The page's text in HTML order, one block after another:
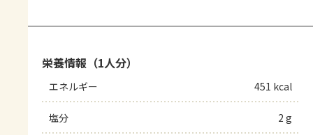
栄養情報（1人分）
エネルギー 451 kcal
塩分 2 g